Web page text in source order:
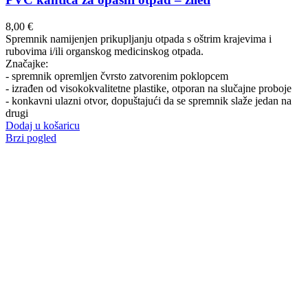
8,00 €
Spremnik namijenjen prikupljanju otpada s oštrim krajevima i
rubovima i/ili organskog medicinskog otpada.
Značajke:
- spremnik opremljen čvrsto zatvorenim poklopcem
- izrađen od visokokvalitetne plastike, otporan na slučajne proboje
- konkavni ulazni otvor, dopuštajući da se spremnik slaže jedan na
drugi
Dodaj u košaricu
Brzi pogled